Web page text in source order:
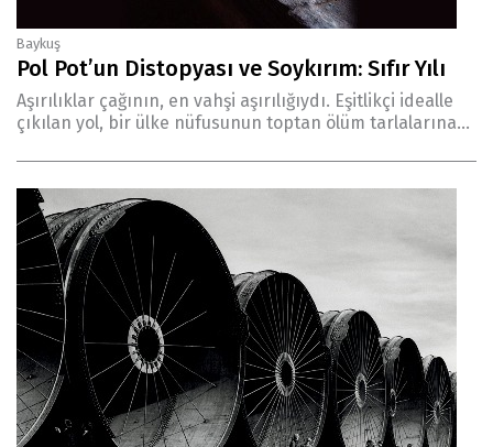
Baykuş
Pol Pot’un Distopyası ve Soykırım: Sıfır Yılı
Aşırılıklar çağının, en vahşi aşırılığıydı. Eşitlikçi idealle
çıkılan yol, bir ülke nüfusunun toptan ölüm tarlalarına...